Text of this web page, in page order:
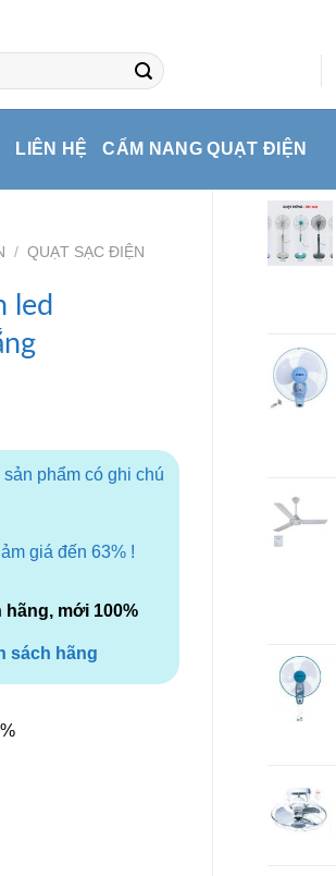
LIÊN HỆ CẨM NANG QUẠT ĐIỆN
/ QUẠT SẠC ĐIỆN
led
phẩm có ghi chú
giá đến 63% !
mới 100%
sách hãng